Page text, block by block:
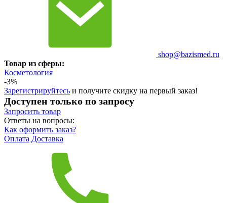
shop@bazismed.ru
Товар из сферы:
Косметология
-3%
Зарегистрируйтесь и получите скидку на первый заказ!
Доступен только по запросу
Запросить товар
Ответы на вопросы:
Как оформить заказ?
Оплата Доставка